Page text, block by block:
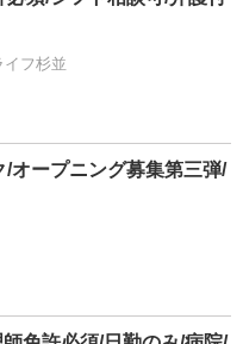
フ杉並
オープニング募集第三弾/